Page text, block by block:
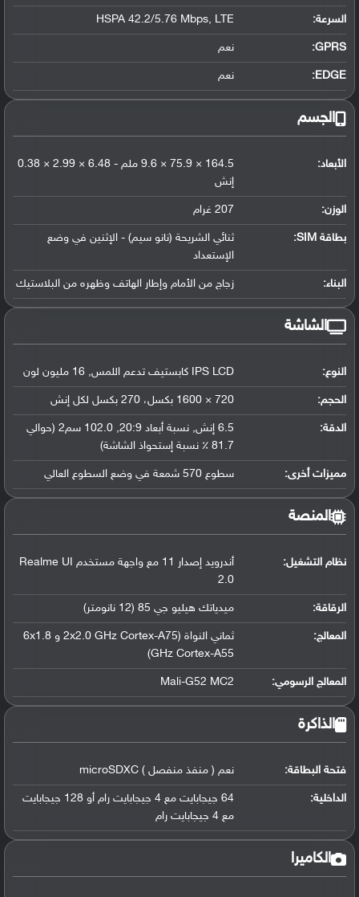
السرعة: HSPA 42.2/5.76 Mbps, LTE
GPRS: نعم
EDGE: نعم
الجسم
الأبعاد:
164.5 × 75.9 × 9.6 ملم - 6.48 × 2.99 × 0.38
إنش
الوزن: 207 غرام
بطاقة SIM:
ثنائي الشريحة (نانو سيم) - الإثنين في وضع
الإستعداد
البناء: زجاج من الأمام وإطار الهاتف وظهره من البلاستيك
الشاشة
النوع: IPS LCD كابستيف تدعم اللمس, 16 مليون لون
الحجم: 720 × 1600 بكسل، 270 بكسل لكل إنش
الدقة:
6.5 إنش, نسبة أبعاد 20:9, 102.0 سم2 (حوالي
81.7 ٪ نسبة إستحواذ الشاشة)
مميزات أخرى: سطوع 570 شمعة في وضع السطوع العالي
المنصة
نظام التشغيل:
أندرويد إصدار 11 مع واجهة مستخدم Realme UI
2.0
الرقاقة: ميدياتك هيليو جي 85 (12 نانومتر)
المعالج:
ثماني النواة (2x2.0 GHz Cortex-A75 و 6x1.8
GHz Cortex-A55)
المعالج الرسومي:
Mali-G52 MC2
الذاكرة
فتحة البطاقة: نعم ( منفذ منفصل ) microSDXC
الداخلية:
64 جيجابايت مع 4 جيجابايت رام أو 128 جيجابايت
مع 4 جيجابايت رام
الكاميرا